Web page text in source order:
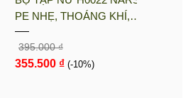
PE NHẸ, THOÁNG KHÍ,
THẤM MỒ HÔI, CHẤT LIỆU
BỀN, CHỐNG NẮNG
395.000 ₫
355.500 ₫ (-10%)